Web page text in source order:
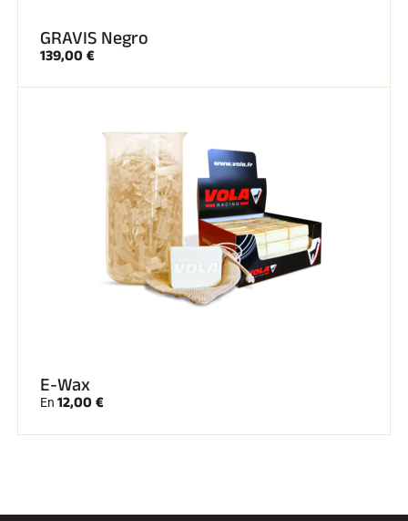
GRAVIS Negro
139,00 €
E-Wax
En 12,00 €